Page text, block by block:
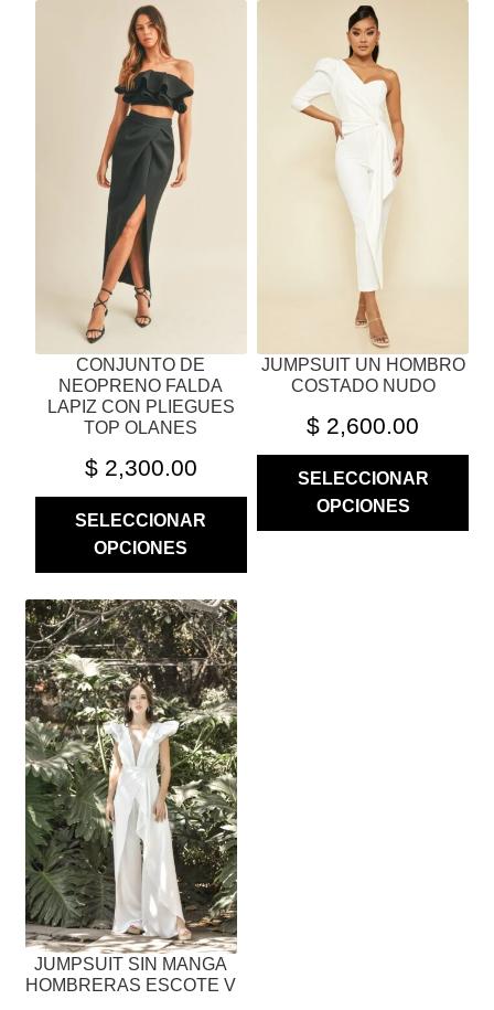
CONJUNTO DE
NEOPRENO FALDA
LAPIZ CON PLIEGUES
TOP OLANES
$2,300.00
SELECCIONAR
OPCIONES
PRODUCTO
MÚLTIPLES
VARIANTES.
OPCIONES
PUEDEN
PÁGINA
PRODUCTO
JUMPSUIT UN HOMBRO
COSTADO NUDO
$ 2,600.00
SELECCIONAR
OPCIONES
PRODUCTO
MÚLTIPLES
VARIANTES.
OPCIONES
DE
JUMPSUIT SIN MANGA
HOMBRERAS ESCOTE V
ESTE
PRODUCTO
TIENE
MÚLTIPLES
VARIANTES.
LAS
OPCIONES
SE
PUEDEN
ELEGIR
EN
LA
PÁGINA
DE